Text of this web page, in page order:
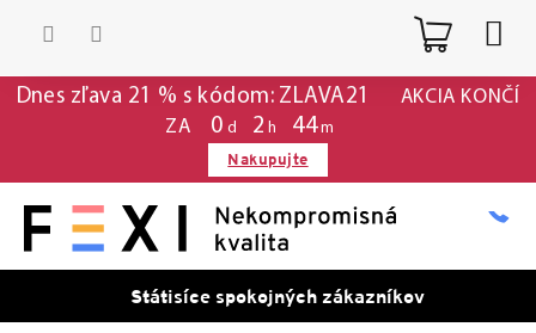
Dnes zľava 21 % s kódom: ZLAVA21
AKCIA KONČÍ
ZA
0 d 2 h 44 m
Nakupujte
Státisíce spokojných zákazníkov